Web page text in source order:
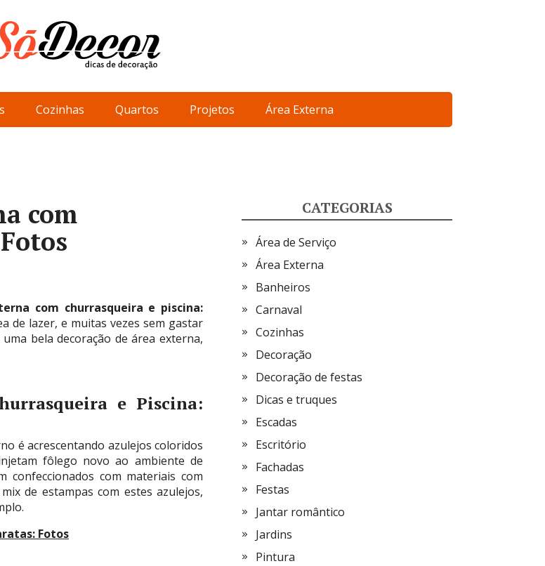
Cozinhas Quartos Projetos Área Externa
com
com churrasqueira e piscina:
de lazer, e muitas vezes sem gastar
bela decoração de área externa,
e Piscina:
é acrescentando azulejos coloridos
fôlego novo ao ambiente de
com materiais com
de estampas com estes azulejos,
Fotos
CATEGORIAS
Área de Serviço
Área Externa
Banheiros
Carnaval
Cozinhas
Decoração
Decoração de festas
Dicas e truques
Escadas
Escritório
Fachadas
Festas
Jantar romântico
Jardins
Pintura